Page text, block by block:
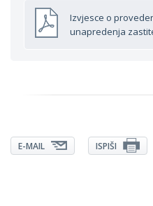
Izvjesce o
unapredenja
E-MAIL ISPIŠI